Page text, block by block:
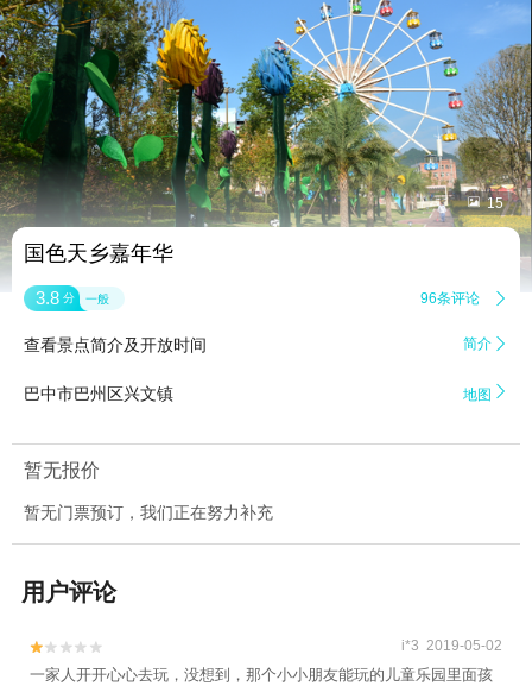
 15
国色天乡嘉年华
3.8 分 一般 96条评论 
查看景点简介及开放时间 简介 
巴中市巴州区兴文镇 地图 
暂无报价
暂无门票预订，我们正在努力补充
用户评论

 i*3 2019-05-02
一家人开开心心去玩，没想到，那个小小朋友能玩的儿童乐园里面孩
